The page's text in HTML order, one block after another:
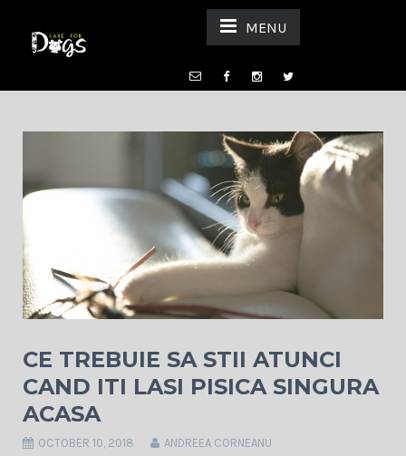
MENU
CE TREBUIE SA STII ATUNCI
CAND ITI LASI PISICA SINGURA
ACASA
OCTOBER 10, 2018
ANDREEA CORNEANU